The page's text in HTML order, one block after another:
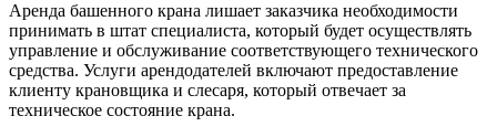
Аренда башенного крана лишает заказчика необходимости
принимать в штат специалиста, который будет осуществлять
управление и обслуживание соответствующего технического
средства. Услуги арендодателей включают предоставление
клиенту крановщика и слесаря, который отвечает за
техническое состояние крана.